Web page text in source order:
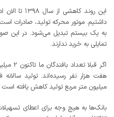
این روند
داشتیم. موتور محرکه تولید، صادرات
به یک بیستم تبدیل می‌شود. در این
تمایلی به خرید ندارند.
اگر
میلیون متر مربع تولید کاهش یافته است
بانک‌ها به هیچ وجه برای اعطای